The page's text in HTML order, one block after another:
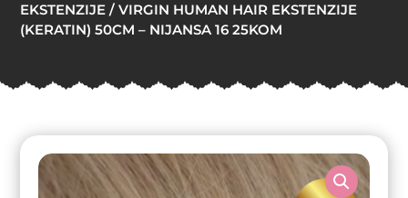
EKSTENZIJE / VIRGIN HUMAN HAIR EKSTENZIJE
(KERATIN) 50CM – NIJANSA 16 25KOM